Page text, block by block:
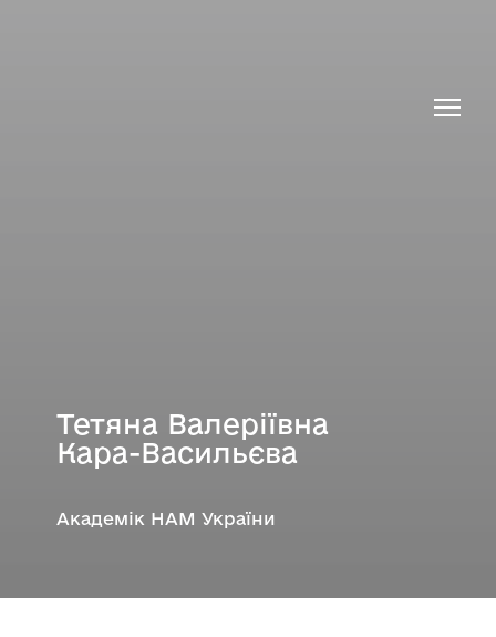
Тетяна Валеріївна
Кара-Васильєва
Академік НАМ України